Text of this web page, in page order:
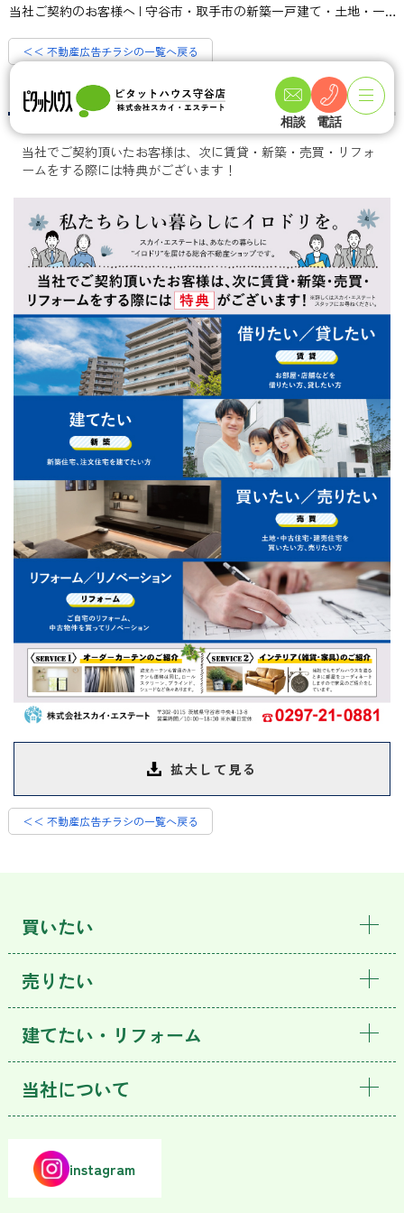
当社ご契約のお客様へ | 守谷市・取手市の新築一戸建て・土地・一軒家購入情報ならピタットハウス守谷店 スカイ・エステート
相談 電話
＜＜ 不動産広告チラシの一覧へ戻る
当社ご契約のお客様へ
当社でご契約頂いたお客様は、次に賃貸・新築・売買・リフォ
ームをする際には特典がございます！
拡大して見る
＜＜ 不動産広告チラシの一覧へ戻る
買いたい
売りたい
建てたい・リフォーム
当社について
instagram